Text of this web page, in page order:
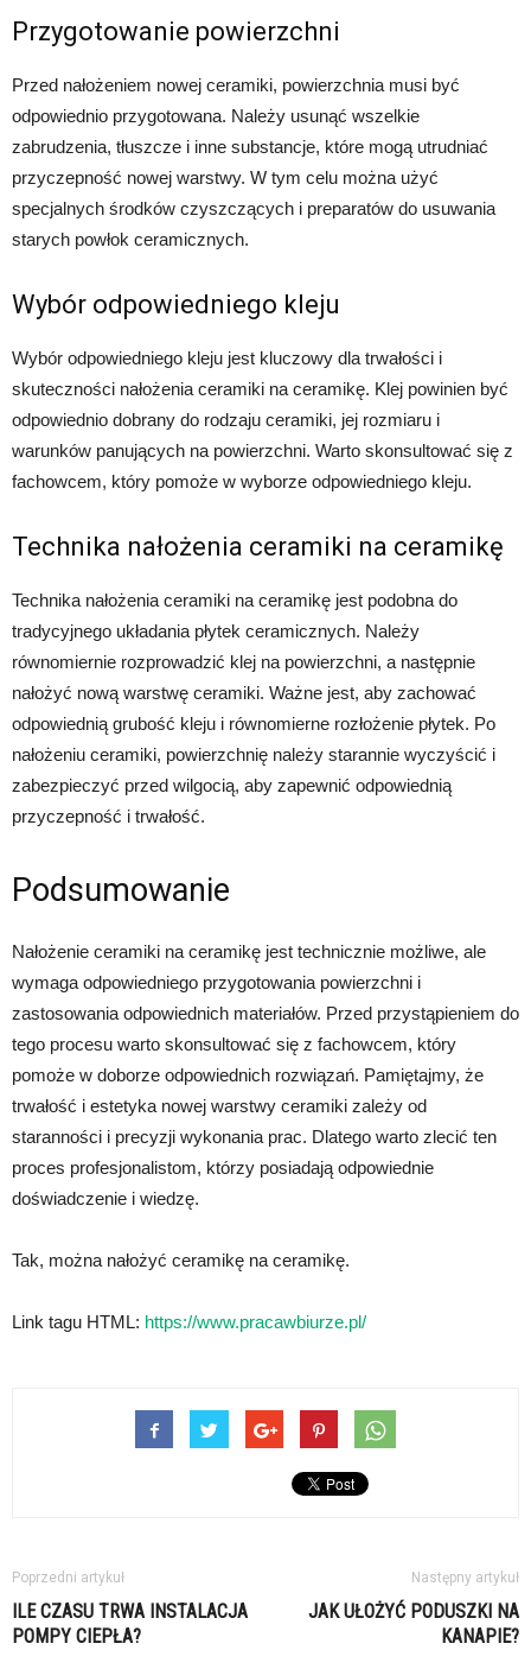
Przygotowanie powierzchni
Przed nałożeniem nowej ceramiki, powierzchnia musi być
odpowiednio przygotowana. Należy usunąć wszelkie
zabrudzenia, tłuszcze i inne substancje, które mogą utrudniać
przyczepność nowej warstwy. W tym celu można użyć
specjalnych środków czyszczących i preparatów do usuwania
starych powłok ceramicznych.
Wybór odpowiedniego kleju
Wybór odpowiedniego kleju jest kluczowy dla trwałości i
skuteczności nałożenia ceramiki na ceramikę. Klej powinien być
odpowiednio dobrany do rodzaju ceramiki, jej rozmiaru i
warunków panujących na powierzchni. Warto skonsultować się z
fachowcem, który pomoże w wyborze odpowiedniego kleju.
Technika nałożenia ceramiki na ceramikę
Technika nałożenia ceramiki na ceramikę jest podobna do
tradycyjnego układania płytek ceramicznych. Należy
równomiernie rozprowadzić klej na powierzchni, a następnie
nałożyć nową warstwę ceramiki. Ważne jest, aby zachować
odpowiednią grubość kleju i równomierne rozłożenie płytek. Po
nałożeniu ceramiki, powierzchnię należy starannie wyczyścić i
zabezpieczyć przed wilgocią, aby zapewnić odpowiednią
przyczepność i trwałość.
Podsumowanie
Nałożenie ceramiki na ceramikę jest technicznie możliwe, ale
wymaga odpowiedniego przygotowania powierzchni i
zastosowania odpowiednich materiałów. Przed przystąpieniem do
tego procesu warto skonsultować się z fachowcem, który
pomoże w doborze odpowiednich rozwiązań. Pamiętajmy, że
trwałość i estetyka nowej warstwy ceramiki zależy od
staranności i precyzji wykonania prac. Dlatego warto zlecić ten
proces profesjonalistom, którzy posiadają odpowiednie
doświadczenie i wiedzę.
Tak, można nałożyć ceramikę na ceramikę.
Link tagu HTML: https://www.pracawbiurze.pl/
Poprzedni artykuł
ILE CZASU TRWA INSTALACJA
POMPY CIEPŁA?
Następny artykuł
JAK UŁOŻYĆ PODUSZKI NA
KANAPIE?